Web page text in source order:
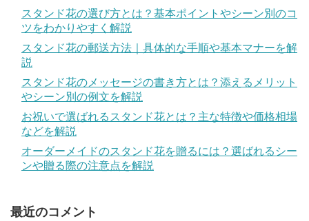
スタンド花の選び方とは？基本ポイントやシーン別のコ
ツをわかりやすく解説
スタンド花の郵送方法｜具体的な手順や基本マナーを解
説
スタンド花のメッセージの書き方とは？添えるメリット
やシーン別の例文を解説
お祝いで選ばれるスタンド花とは？主な特徴や価格相場
などを解説
オーダーメイドのスタンド花を贈るには？選ばれるシー
ンや贈る際の注意点を解説
最近のコメント